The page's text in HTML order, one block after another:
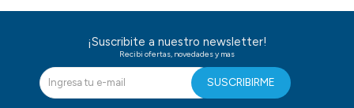
¡Suscribite a nuestro newsletter!
Recibi ofertas, novedades y mas
SUSCRIBIRME